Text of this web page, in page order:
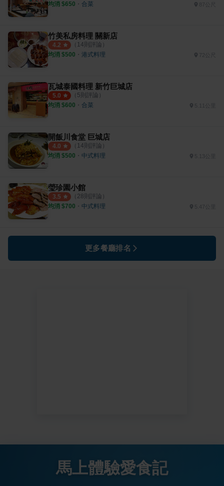
均消 $650 ・ 合菜
竹美私房料理 關新店
4.2 （ 14則評論）
均消 $500 ・ 港式料理
瓦城泰國料理 新竹巨城店
5.0 （ 5則評論）
均消 $600 ・ 合菜 5.11公里
開飯川食堂 巨城店
4.0 （ 14則評論）
均消 $500 ・ 中式料理 5.13公里
瑩珍園小館
3.5 （ 28則評論）
均消 $700 ・ 中式料理 5.47公里
更多餐廳排名
馬上體驗愛食記